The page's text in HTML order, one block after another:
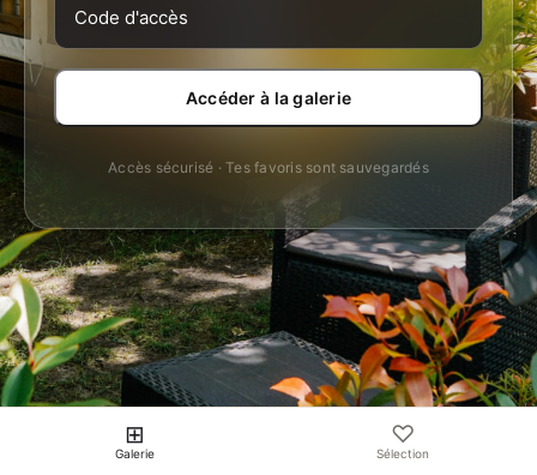
Accéder à la galerie
Accès sécurisé · Tes favoris sont sauvegardés
⊞
Galerie
♡
Sélection